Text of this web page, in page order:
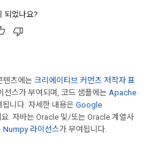
되었나요?
텐츠에는 크리에이티브 커먼즈 저작자 표
선스가 부여되며, 코드 샘플에는 Apache
니다. 자세한 내용은 Google
. 자바는 Oracle 및/또는 Oracle 계열사
Numpy 라이선스가 부여됩니다.